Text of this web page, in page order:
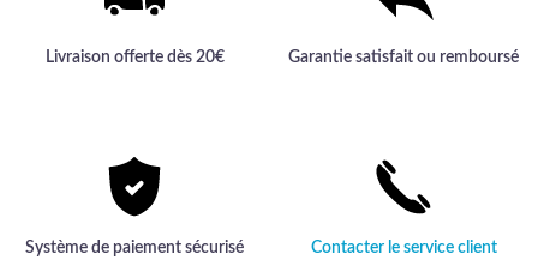
Livraison offerte dès 20€ Garantie satisfait ou remboursé
Système de paiement sécurisé Contacter le service client